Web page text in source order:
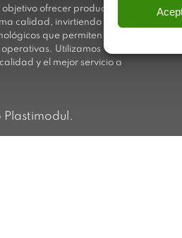
ofrecer productos
calidad, invirtiendo con
que permiten aportar
Utilizamos
y el mejor servicio a